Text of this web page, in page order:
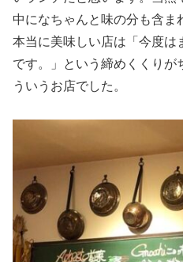
中になちゃんと味の分も含ま
本当に美味しい店は「今度は
です。」という締めくくりが
ういうお店でした。